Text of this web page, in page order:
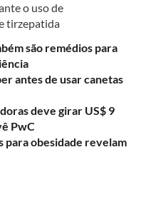
o uso de
tirzepatida
são remédios para
antes de usar canetas
deve girar US$ 9
PwC
para obesidade revelam